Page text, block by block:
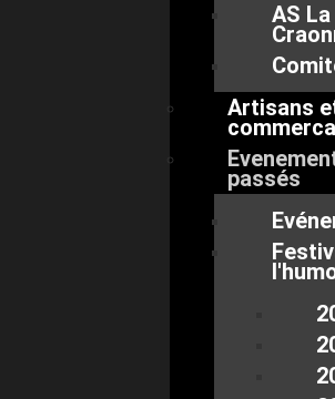
AS
Artisans
passés